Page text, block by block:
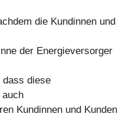
die Kundinnen und
der Energieversorger
dass diese
auch
Kundinnen und Kunden